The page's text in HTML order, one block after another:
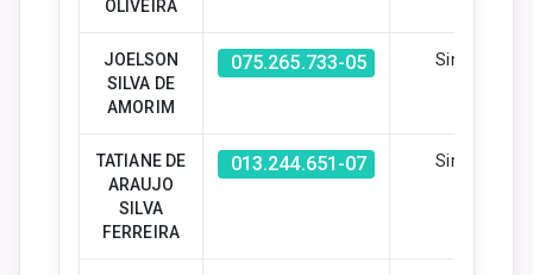
OLIVEIRA
JOELSON
SILVA DE
AMORIM
075.265.733-05 Sim
TATIANE DE
ARAUJO
SILVA
FERREIRA
013.244.651-07 Sim